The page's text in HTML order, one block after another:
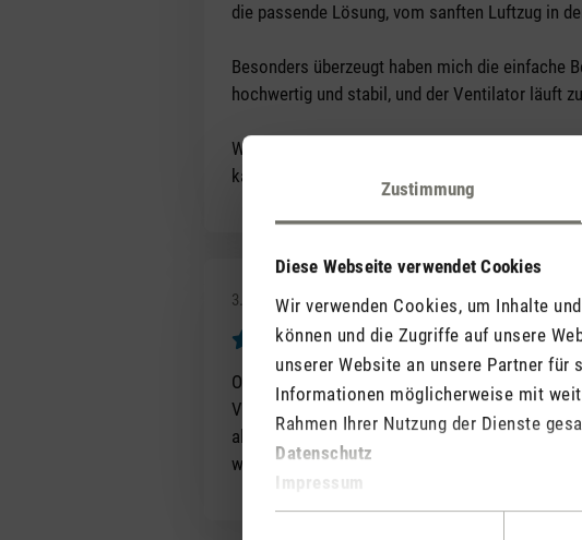
Zustimmung
Diese Webseite verwendet Cookies
Wir verwenden Cookies, um Inhalte
können und die Zugriffe auf unsere
unserer Website an unsere Partner für
Informationen möglicherweise mit
Rahmen Ihrer Nutzung der Dienste
Datenschutz
Impressum
die passende Lösung, vom sanften Luftzug in
Besonders überzeugt haben mich die einfache
hochwertig und stabil, und der Ventilator läuft
Wer einen leisen und komfortablen Ventilator
kaufen.
3. Juli 2026 16:25
Bewertung mit 5 von 5 Sternen
Hält, was er verspricht
Optisch zurückhaltend schön (Variante weiss
Varianten. Effizient in der Luft-Umwälzung/
alternativ Steuerung direkt am Ventilator.
weiterempfehlen, an alle die die gleichen